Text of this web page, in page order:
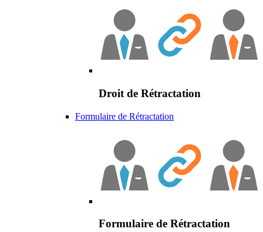
Droit de Rétractation
Formulaire de Rétractation
Formulaire de Rétractation